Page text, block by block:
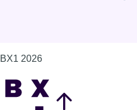
BX1 2026